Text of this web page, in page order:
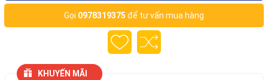
Gọi 0978319375 để tư vấn mua hàng
KHUYẾN MÃI